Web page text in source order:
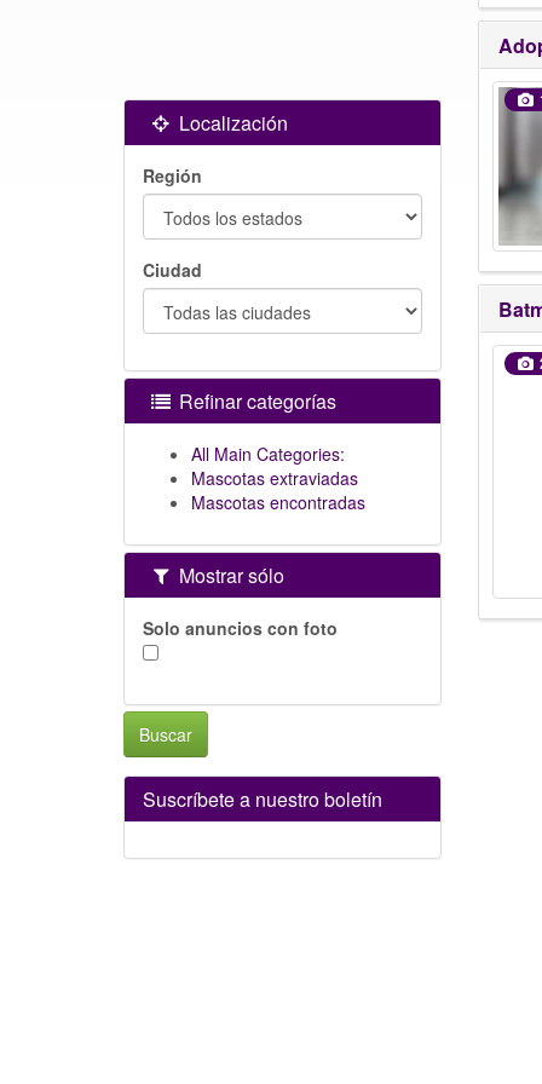
Localización
Región
Ciudad
Refinar categorías
All Main Categories:
Mascotas extraviadas
Mascotas encontradas
Mostrar sólo
Solo anuncios con foto
Buscar
Suscríbete a nuestro boletín